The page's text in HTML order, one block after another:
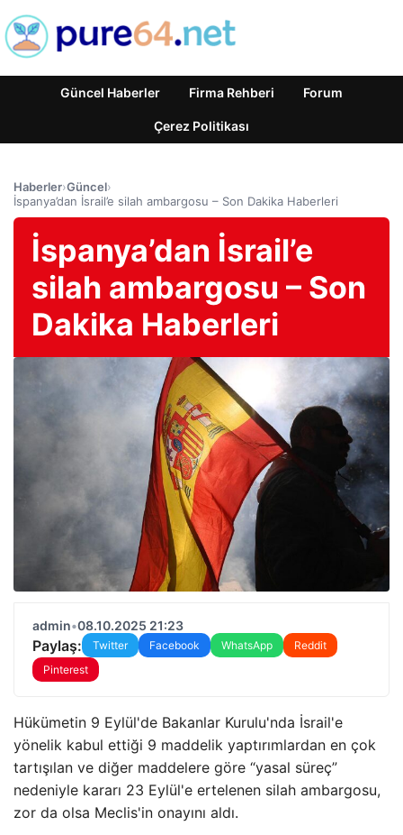
Güncel Haberler Firma Rehberi Forum
Çerez Politikası
Haberler›Güncel›
İspanya’dan İsrail’e silah ambargosu – Son Dakika Haberleri
İspanya’dan İsrail’e
silah ambargosu – Son
Dakika Haberleri
admin•08.10.2025 21:23
Paylaş: Twitter Facebook WhatsApp
Reddit
Pinterest
Hükümetin 9 Eylül'de Bakanlar Kurulu'nda İsrail'e
yönelik kabul ettiği 9 maddelik yaptırımlardan en çok
tartışılan ve diğer maddelere göre “yasal süreç”
nedeniyle kararı 23 Eylül'e ertelenen silah ambargosu,
zor da olsa Meclis'in onayını aldı.